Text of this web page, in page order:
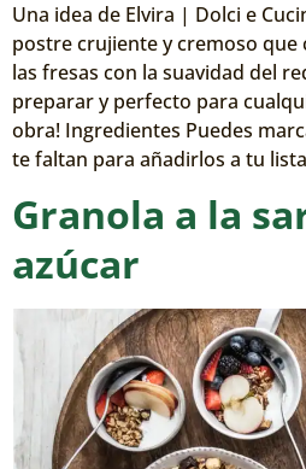
Una idea de Elvira | Dolci e
postre crujiente y cremoso
las fresas con la suavidad del
preparar y perfecto para
obra! Ingredientes Puedes
te faltan para añadirlos a tu
Granola a la
azúcar